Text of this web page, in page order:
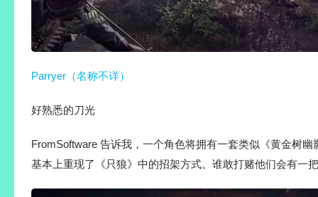
Parryer（名称不详）
好熟悉的刀光
FromSoftware 告诉我，一个角色将拥有一套类似《黄金树
基本上重现了《只狼》中的招架方式。谁敢打赌他们会有一